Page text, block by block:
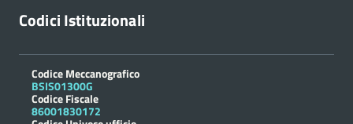
Codici Istituzionali
Codice Meccanografico
BSIS01300G
Codice Fiscale
86001830172